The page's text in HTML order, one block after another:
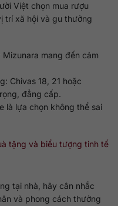
Việt chọn mua rượu
trí xã hội và gu thưởng
mang đến cảm
Chivas 18, 21 hoặc
đẳng cấp.
là lựa chọn không thể sai
tặng và biểu tượng tinh tế
tại nhà, hãy cân nhắc
và phong cách thưởng